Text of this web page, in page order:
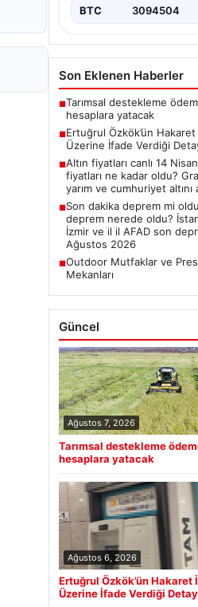
BTC 3094504
Son Eklenen Haberler
■Tarımsal destekleme
hesaplara yatacak
■Ertuğrul Özkök’ün Hakaret
Üzerine İfade Verdiği
■Altın fiyatları canlı 14
fiyatları ne kadar oldu?
yarım ve cumhuriyet altını
■Son dakika deprem mi
deprem nerede oldu?
İzmir ve il il AFAD son
Ağustos 2026
■Outdoor Mutfaklar ve
Mekanları
Güncel
Ağustos 7, 2026
Tarımsal destekleme
hesaplara yatacak
Ağustos 6, 2026
Ertuğrul Özkök’ün Hakaret
Üzerine İfade Verdiği